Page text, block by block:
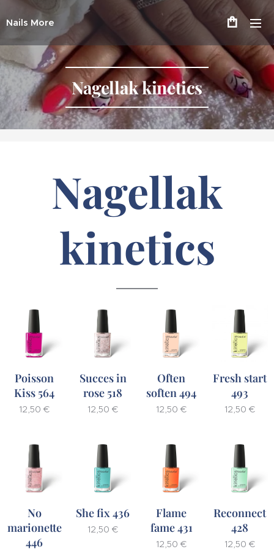
Nails More
Nagellak kinetics
Nagellak
kinetics
Poisson
Kiss 564
12,50 €
Succes in
rose 518
12,50 €
Often
soften 494
12,50 €
Fresh start
493
12,50 €
No
marionette
446
She fix 436
12,50 €
Flame
fame 431
12,50 €
Reconnect
428
12,50 €